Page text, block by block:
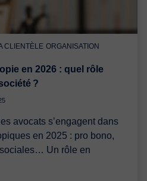
CLIENTÈLE ORGANISATION
en 2026 : quel rôle
?
avocats s’engagent dans
en 2025 : pro bono,
Un rôle en